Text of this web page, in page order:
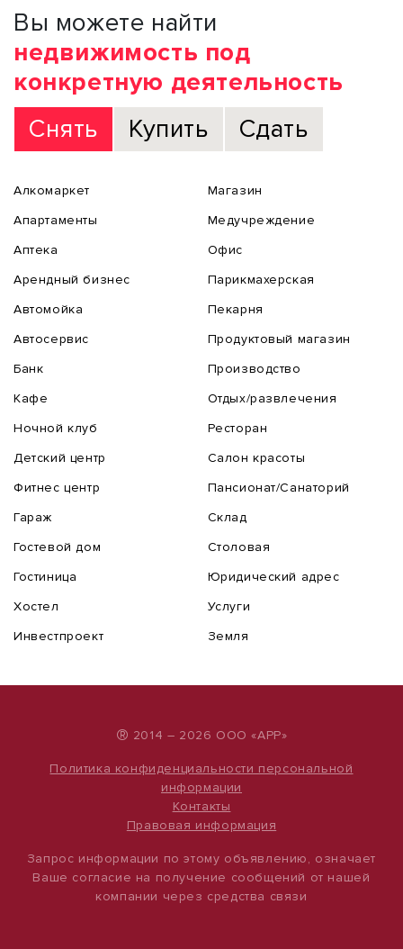
Вы можете найти
недвижимость под
конкретную деятельность
Снять
Купить Сдать
Алкомаркет
Апартаменты
Аптека
Арендный бизнес
Автомойка
Автосервис
Банк
Кафе
Ночной клуб
Детский центр
Фитнес центр
Гараж
Гостевой дом
Гостиница
Хостел
Инвестпроект
Магазин
Медучреждение
Офис
Парикмахерская
Пекарня
Продуктовый магазин
Производство
Отдых/развлечения
Ресторан
Салон красоты
Пансионат/Санаторий
Склад
Столовая
Юридический адрес
Услуги
Земля
® 2014 – 2026 ООО «АРР»
Политика конфиденциальности персональной
информации
Контакты
Правовая информация
Запрос информации по этому объявлению, означает
Ваше согласие на получение сообщений от нашей
компании через средства связи